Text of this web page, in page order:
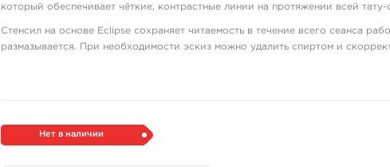
который обеспечивает чёткие, контрастные линии на протяжении всей тату-
Стенсил на основе Eclipse сохраняет читаемость в течение всего сеанса
размазывается. При необходимости эскиз можно удалить спиртом и
Ключевые особенности
Трёхслойная конструкция бумаги обеспечивает надёжную передачу
при ручном переносе. Толстый фиолетовый углеродный слой даёт высокую
Нет в наличии